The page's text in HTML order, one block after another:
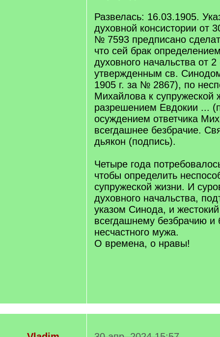
Развелась: 16.03.1905.
духовной консистории от
№ 7593 предписано
что сей брак
духовного начальства от
утвержденным св.
1905 г. за № 2867), по
Михайлова к супружеской
разрешением Евдокии ...
осуждением ответчика
всегдашнее безбрачие.
дьякон (подпись).
Четыре года
чтобы определить
супружеской жизни. И
духовного начальства,
указом Синода, и
всегдашнему безбрачию и
несчастного мужа.
О времена, о нравы!